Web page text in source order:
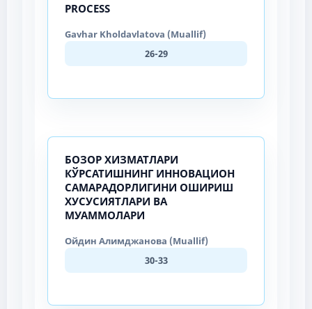
PROCESS
Gavhar Kholdavlatova (Muallif)
26-29
БОЗОР ХИЗМАТЛАРИ
КЎРСАТИШНИНГ ИННОВАЦИОН
САМАРАДОРЛИГИНИ ОШИРИШ
ХУСУСИЯТЛАРИ ВА
МУАММОЛАРИ
Ойдин Алимджанова (Muallif)
30-33